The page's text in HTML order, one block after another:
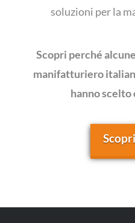
soluzioni per la
Scopri perché
manifatturiero
hanno scelto